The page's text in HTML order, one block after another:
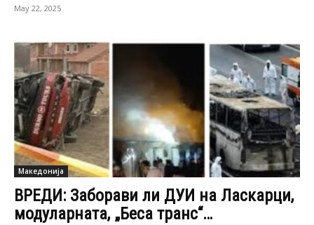
May 22, 2025
Македонија
ВРЕДИ: Заборави ли ДУИ на Ласкарци,
модуларната, „Беса транс“…